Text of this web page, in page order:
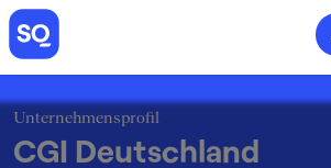
Unternehmensprofil
CGI Deutschland